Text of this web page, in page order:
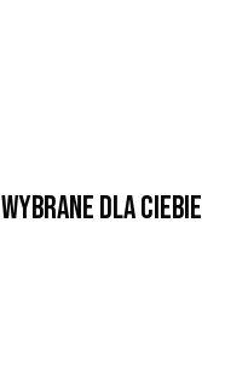
Wybrane dla Ciebie